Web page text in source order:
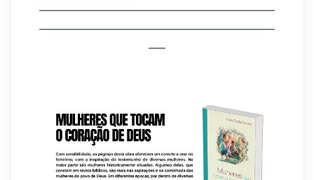
__________________________________________
__________________________________________
___